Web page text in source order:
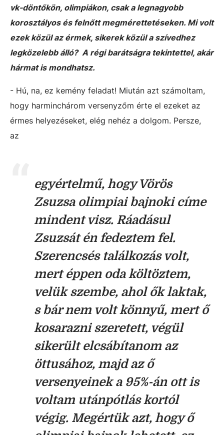
vk-döntőkön, olimpiákon, csak a legnagyobb
korosztályos és felnőtt megmérettetéseken. Mi volt
ezek közül az érmek, sikerek közül a szívedhez
legközelebb álló? A régi barátságra tekintettel, akár
hármat is mondhatsz.
- Hú, na, ez kemény feladat! Miután azt számoltam,
hogy harminchárom versenyzőm érte el ezeket az
érmes helyezéseket, elég nehéz a dolgom. Persze,
az
egyértelmű, hogy Vörös
Zsuzsa olimpiai bajnoki címe
mindent visz. Ráadásul
Zsuzsát én fedeztem fel.
Szerencsés találkozás volt,
mert éppen oda költöztem,
velük szembe, ahol ők laktak,
s bár nem volt könnyű, mert ő
kosarazni szeretett, végül
sikerült elcsábítanom az
öttusához, majd az ő
versenyeinek a 95%-án ott is
voltam utánpótlás kortól
végig. Megértük azt, hogy ő